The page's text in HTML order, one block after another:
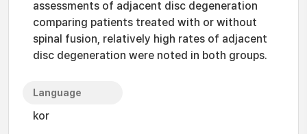
assessments of adjacent disc degeneration
comparing patients treated with or without
spinal fusion, relatively high rates of adjacent
disc degeneration were noted in both groups.
Language
kor